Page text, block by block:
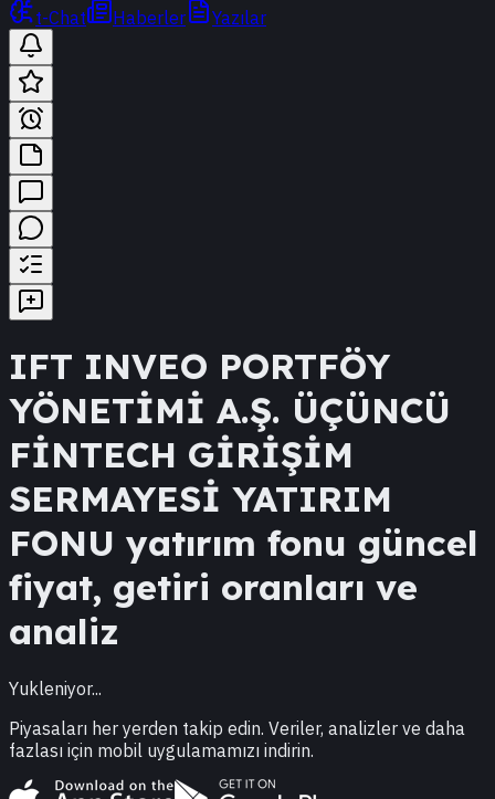
t-Chat Haberler Yazılar
IFT INVEO PORTFÖY
YÖNETİMİ A.Ş. ÜÇÜNCÜ
FİNTECH GİRİŞİM
SERMAYESİ YATIRIM
FONU yatırım fonu güncel
fiyat, getiri oranları ve
analiz
Yukleniyor...
Piyasaları her yerden takip edin. Veriler, analizler ve daha
fazlası için mobil uygulamamızı indirin.